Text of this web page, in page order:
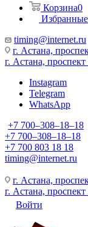
Корзина0
timing@internet.ru
г. Астана,
г. Астана,
Instagram
Telegram
WhatsApp
+7 700‒308‒18‒18
+7 700‒308‒18‒18
+7 700 803 18 18
timing@internet.ru
г. Астана,
г. Астана,
Войти